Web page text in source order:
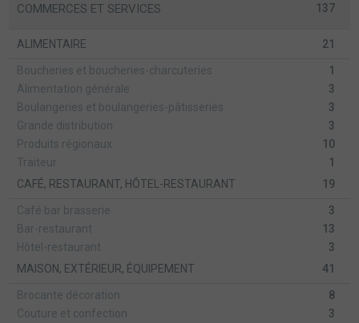
COMMERCES ET SERVICES 137
ALIMENTAIRE 21
Boucheries et boucheries-charcuteries
1
Alimentation générale
3
Boulangeries et boulangeries-pâtisseries
3
Grande distribution
3
Produits régionaux
10
Traiteur
1
CAFÉ, RESTAURANT, HÔTEL-RESTAURANT
19
Café bar brasserie
3
Bar-restaurant
13
Hôtel-restaurant
3
MAISON, EXTÉRIEUR, ÉQUIPEMENT
41
Brocante décoration
8
Couture et confection
3